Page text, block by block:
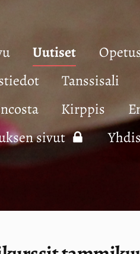
Uutiset
Tanssisali
Kirppis
sivut